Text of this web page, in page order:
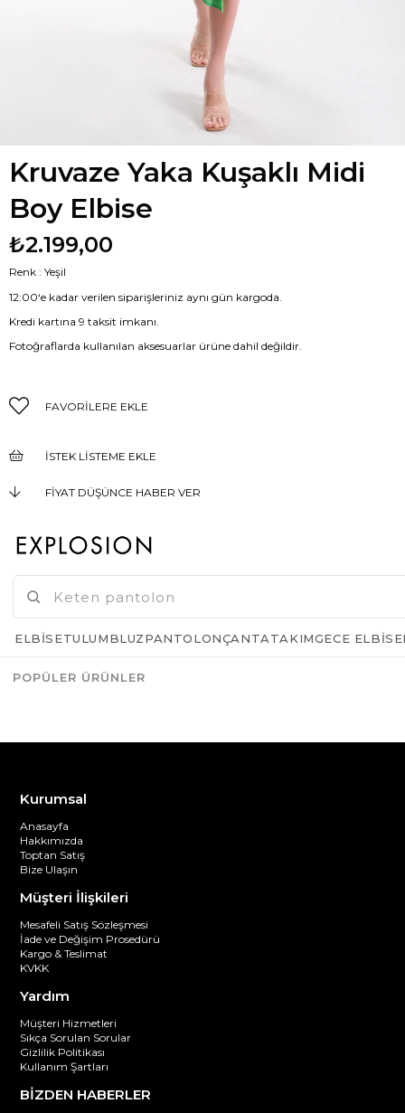
Kruvaze Yaka Kuşaklı Midi
Boy Elbise
₺2.199,00
Renk : Yeşil
12:00‘e kadar verilen siparişleriniz aynı gün kargoda.
Kredi kartına 9 taksit imkanı.
Fotoğraflarda kullanılan aksesuarlar ürüne dahil değildir.
FAVORILERE EKLE
İSTEK LISTEME EKLE
FIYAT DÜŞÜNCE HABER VER
Kurumsal
Anasayfa
Hakkımızda
Toptan Satış
Bize Ulaşın
Müşteri İlişkileri
Mesafeli Satış Sözleşmesi
İade ve Değişim Prosedürü
Kargo & Teslimat
KVKK
Yardım
Müşteri Hizmetleri
Sıkça Sorulan Sorular
Gizlilik Politikası
Kullanım Şartları
BİZDEN HABERLER
ELBISETULUMBLUZPANTOLONÇANTATAKIMGECE
POPÜLER ÜRÜNLER